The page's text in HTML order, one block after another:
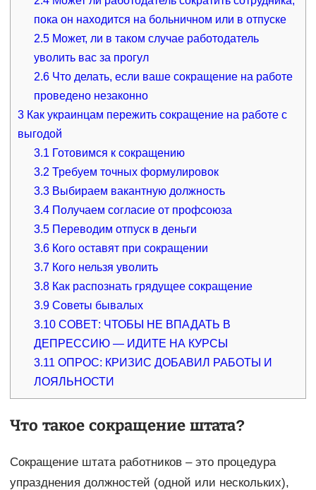
пока он находится на больничном или в отпуске
2.5 Может, ли в таком случае работодатель
уволить вас за прогул
2.6 Что делать, если ваше сокращение на работе
проведено незаконно
3Как украинцам пережить сокращение на работе с
выгодой
3.1 Готовимся к сокращению
3.2 Требуем точных формулировок
3.3 Выбираем вакантную должность
3.4 Получаем согласие от профсоюза
3.5 Переводим отпуск в деньги
3.6 Кого оставят при сокращении
3.7 Кого нельзя уволить
3.8 Как распознать грядущее сокращение
3.9 Советы бывалых
3.10 ​СОВЕТ: ЧТОБЫ НЕ ВПАДАТЬ В
ДЕПРЕССИЮ — ИДИТЕ НА КУРСЫ
3.11 ОПРОС: КРИЗИС ДОБАВИЛ РАБОТЫ И
ЛОЯЛЬНОСТИ
Что такое сокращение штата?
Сокращение штата работников – это процедура
упразднения должностей (одной или нескольких),